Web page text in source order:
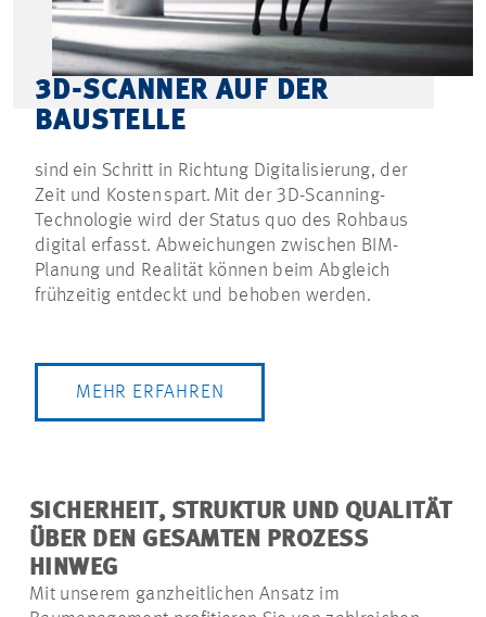
3D-SCANNER AUF DER
BAUSTELLE
sind ein Schritt in Richtung Digitalisierung, der
Zeit und Kosten spart. Mit der 3D-Scanning-
Technologie wird der Status quo des Rohbaus
digital erfasst. Abweichungen zwischen BIM-
Planung und Realität können beim Abgleich
frühzeitig entdeckt und behoben werden.
MEHR ERFAHREN
SICHERHEIT, STRUKTUR UND QUALITÄT
ÜBER DEN GESAMTEN PROZESS
HINWEG
Mit unserem ganzheitlichen Ansatz im